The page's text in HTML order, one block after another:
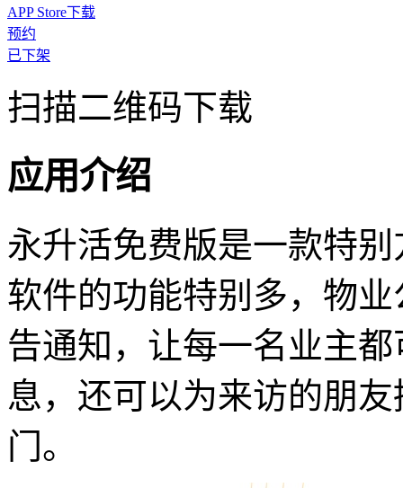
APP Store下载
预约
已下架
扫描二维码下载
应用介绍
永升活免费版是一款特
软件的功能特别多，物
告通知，让每一名业主
息，还可以为来访的朋
门。